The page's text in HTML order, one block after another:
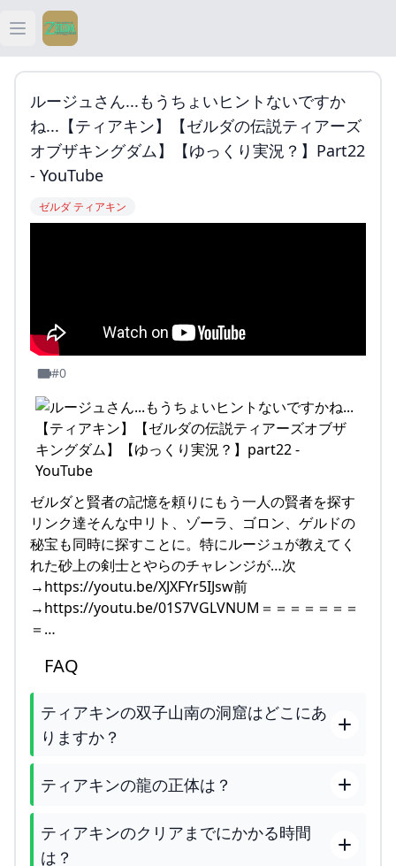
Open main menu
ティアキン
ティアキン 祠
ティアキン 武器
ルージュさん...もうちょいヒントないですか
ね...【ティアキン】【ゼルダの伝説ティアーズ
オブザキングダム】【ゆっくり実況？】part22
- YouTube
ゼルダ ティアキン
#0
ゼルダと賢者の記憶を頼りにもう一人の賢者を探す
リンク達そんな中リト、ゾーラ、ゴロン、ゲルドの
秘宝も同時に探すことに。特にルージュが教えてく
れた砂上の剣士とやらのチャレンジが…次
→https://youtu.be/XJXFYr5IJsw前
→https://youtu.be/01S7VGLVNUM＝＝＝＝＝＝＝
＝…
FAQ
ティアキンの双子山南の洞窟はどこにあ
りますか？
ティアキンの龍の正体は？
ティアキンのクリアまでにかかる時間
は？